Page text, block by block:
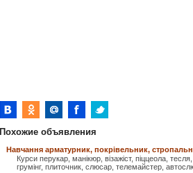
Похожие объявления
Навчання арматурник, покрівельник,
Курси перукар, манікюр, візажіст, піццеола,
грумінг, плиточник, слюсар, телемайстер,